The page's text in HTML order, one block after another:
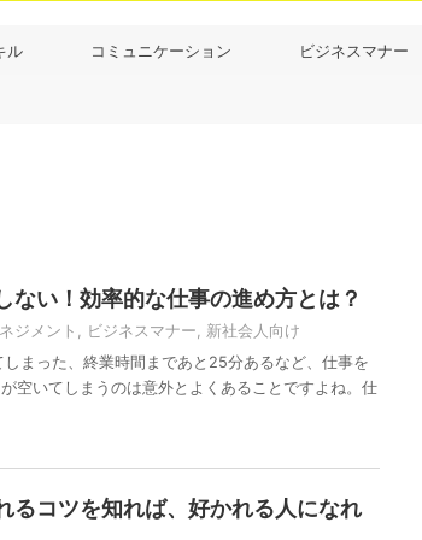
ル コミュニケーション ビジネスマナー
ない！効率的な仕事の進め方とは？
ジメント , ビジネスマナー, 新社会人向け
まった、終業時間まであと25分あるなど、仕事を
空いてしまうのは意外とよくあることですよね。仕
るコツを知れば、好かれる人になれ